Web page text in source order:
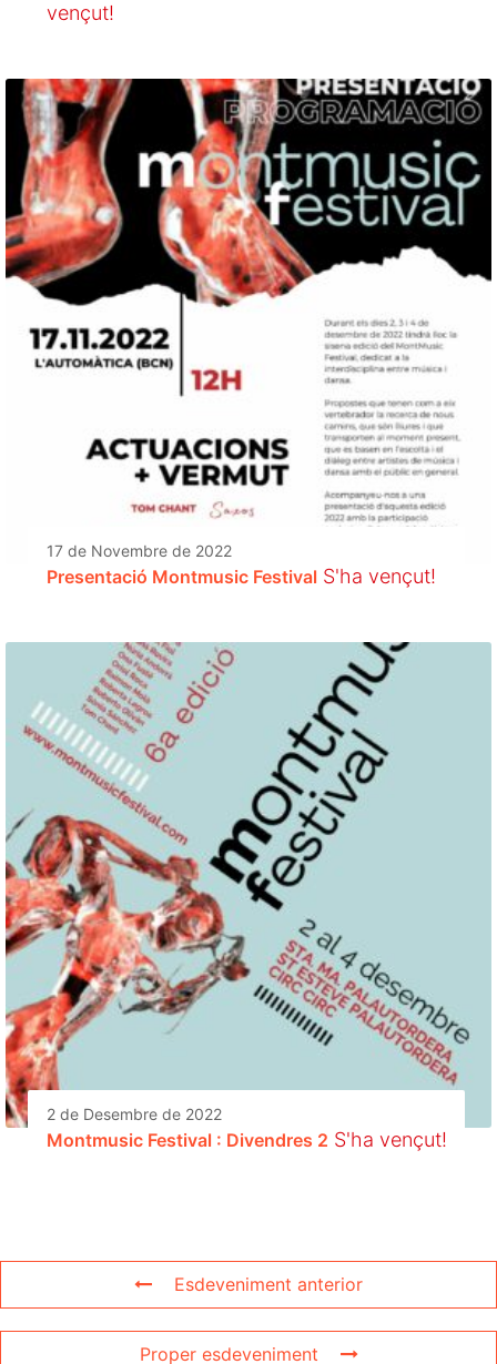
vençut!
17 de Novembre de 2022
Presentació Montmusic Festival S'ha vençut!
2 de Desembre de 2022
Montmusic Festival : Divendres 2 S'ha vençut!
Esdeveniment anterior
Proper esdeveniment